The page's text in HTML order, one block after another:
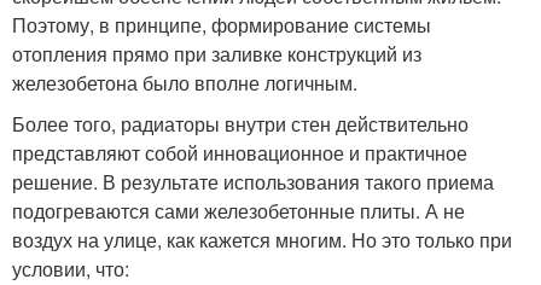
Поэтому, в принципе, формирование системы
отопления прямо при заливке конструкций из
железобетона было вполне логичным.
Более того, радиаторы внутри стен действительно
представляют собой инновационное и практичное
решение. В результате использования такого приема
подогреваются сами железобетонные плиты. А не
воздух на улице, как кажется многим. Но это только при
условии, что: